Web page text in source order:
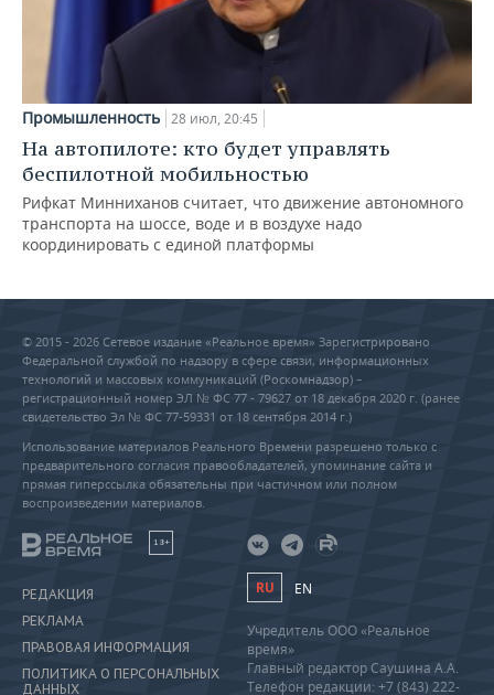
Промышленность 28 июл, 20:45
На автопилоте: кто будет управлять
беспилотной мобильностью
Рифкат Минниханов считает, что движение автономного
транспорта на шоссе, воде и в воздухе надо
координировать с единой платформы
© 2015 - 2026 Сетевое издание «Реальное время» Зарегистрировано
Федеральной службой по надзору в сфере связи, информационных
технологий и массовых коммуникаций (Роскомнадзор) –
регистрационный номер ЭЛ № ФС 77 - 79627 от 18 декабря 2020 г. (ранее
свидетельство Эл № ФС 77-59331 от 18 сентября 2014 г.)
Использование материалов Реального Времени разрешено только с
предварительного согласия правообладателей, упоминание сайта и
прямая гиперссылка обязательны при частичном или полном
воспроизведении материалов.
18+
РЕДАКЦИЯ
РЕКЛАМА
ПРАВОВАЯ ИНФОРМАЦИЯ
ПОЛИТИКА О ПЕРСОНАЛЬНЫХ
ДАННЫХ
RU EN
Учредитель ООО «Реальное
время»
Главный редактор Саушина А.А.
Телефон редакции: +7 (843) 222-